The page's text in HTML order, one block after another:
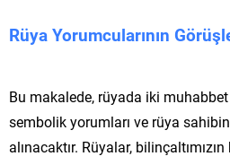
Rüya Yorumcularının
Bu makalede, rüyada iki
sembolik yorumları ve rüya
alınacaktır. Rüyalar, bilinçaltımızın